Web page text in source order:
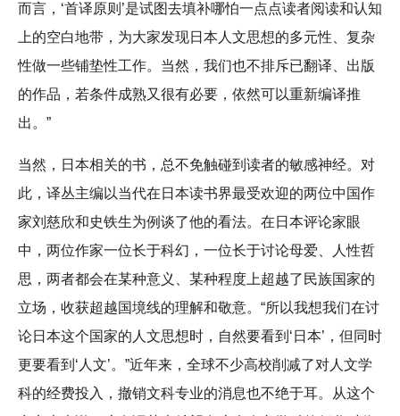
而言，‘首译原则’是试图去填补哪怕一点点读者阅读和认知
上的空白地带，为大家发现日本人文思想的多元性、复杂
性做一些铺垫性工作。当然，我们也不排斥已翻译、出版
的作品，若条件成熟又很有必要，依然可以重新编译推
出。”
当然，日本相关的书，总不免触碰到读者的敏感神经。对
此，译丛主编以当代在日本读书界最受欢迎的两位中国作
家刘慈欣和史铁生为例谈了他的看法。在日本评论家眼
中，两位作家一位长于科幻，一位长于讨论母爱、人性哲
思，两者都会在某种意义、某种程度上超越了民族国家的
立场，收获超越国境线的理解和敬意。“所以我想我们在讨
论日本这个国家的人文思想时，自然要看到‘日本’，但同时
更要看到‘人文’。”近年来，全球不少高校削减了对人文学
科的经费投入，撤销文科专业的消息也不绝于耳。从这个